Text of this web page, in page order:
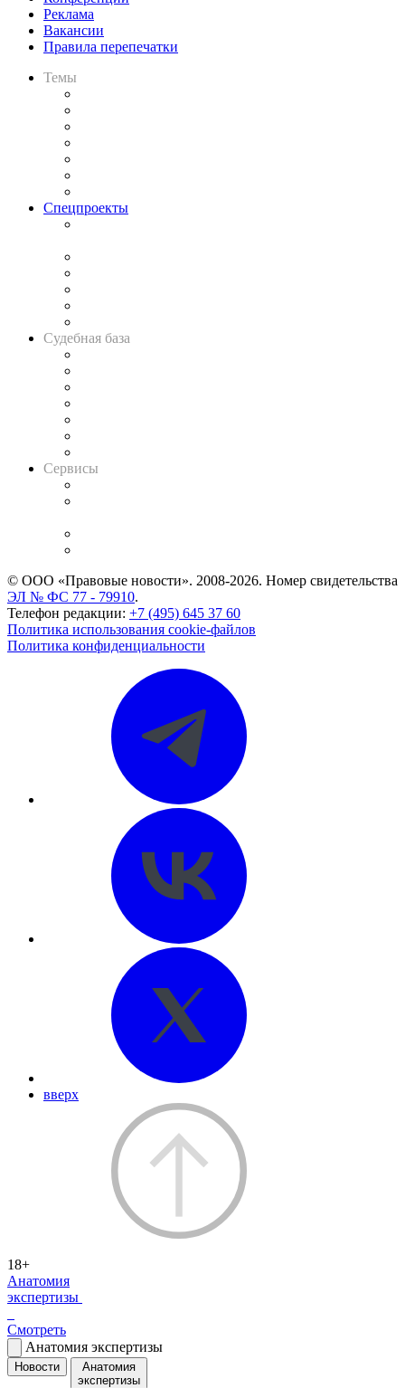
Реклама
Вакансии
Правила перепечатки
Темы
Спецпроекты
Судебная база
Сервисы
© ООО «Правовые новости». 2008-2026. Номер свидетельства
ЭЛ № ФС 77 - 79910.
Телефон редакции: +7 (495) 645 37 60
Политика использования cookie-файлов
Политика конфиденциальности
вверх
18+
Анатомия
экспертизы
Смотреть
Анатомия экспертизы
Новости
Анатомия
экспертизы